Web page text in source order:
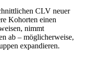
CLV neuer
Kohorten einen
nimmt
ab – möglicherweise,
expandieren.